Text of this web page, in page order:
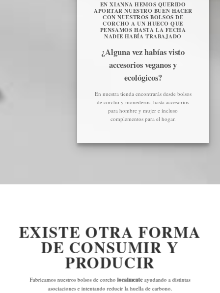
EN XIANNA HEMOS QUERIDO
APORTAR NUESTRO BUEN HACER
CON NUESTROS BOLSOS DE
CORCHO A UN HUECO QUE
PENSAMOS HASTA LA FECHA
NADIE HABÍA TRABAJADO
¿Alguna vez habías visto
accesorios veganos y
ecológicos?
En nuestra tienda encontrarás desde bolsos
de corcho y monederos, hasta accesorios
para hombre y mujer e incluso
complementos para el hogar.
EXISTE OTRA FORMA
DE CONSUMIR Y
PRODUCIR
Fabricamos nuestros bolsos de corcho localmenteayudando a distintas
asociaciones e intentando reducir la huella de carbono.